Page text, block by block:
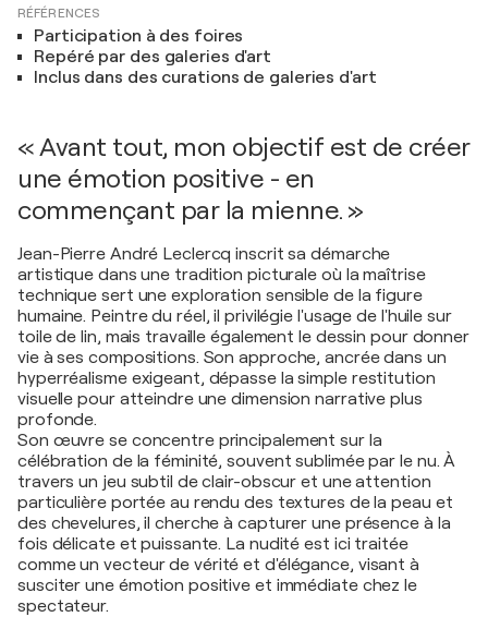
RÉFÉRENCES
Participation à des foires
Repéré par des galeries d'art
Inclus dans des curations de galeries d'art
« Avant tout, mon objectif est de créer
une émotion positive - en
commençant par la mienne. »
Jean-Pierre André Leclercq inscrit sa démarche
artistique dans une tradition picturale où la maîtrise
technique sert une exploration sensible de la figure
humaine. Peintre du réel, il privilégie l'usage de l'huile sur
toile de lin, mais travaille également le dessin pour donner
vie à ses compositions. Son approche, ancrée dans un
hyperréalisme exigeant, dépasse la simple restitution
visuelle pour atteindre une dimension narrative plus
profonde.
Son œuvre se concentre principalement sur la
célébration de la féminité, souvent sublimée par le nu. À
travers un jeu subtil de clair-obscur et une attention
particulière portée au rendu des textures de la peau et
des chevelures, il cherche à capturer une présence à la
fois délicate et puissante. La nudité est ici traitée
comme un vecteur de vérité et d'élégance, visant à
susciter une émotion positive et immédiate chez le
spectateur.